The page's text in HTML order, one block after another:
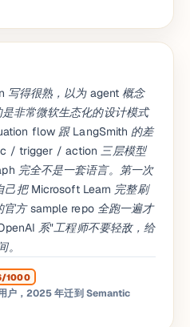
写得很熟，以为 agent 概念
非常微软生态化的设计模式
flow 跟 LangSmith 的差
/ trigger / action 三层模型
完全不是一套语言。第一次
己把 Microsoft Learn 完整刷
方 sample repo 全跑一遍才
系"工程师不要轻敌，给
1000
户，2025 年迁到 Semantic